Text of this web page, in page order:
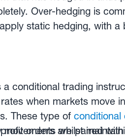
from advantageous
Over-hedging is
static hedging, with a
priority in situations of
the right budget hedging
static and dynamic
conditional trading
when markets move
These type of conditional
whilst
orders are paired